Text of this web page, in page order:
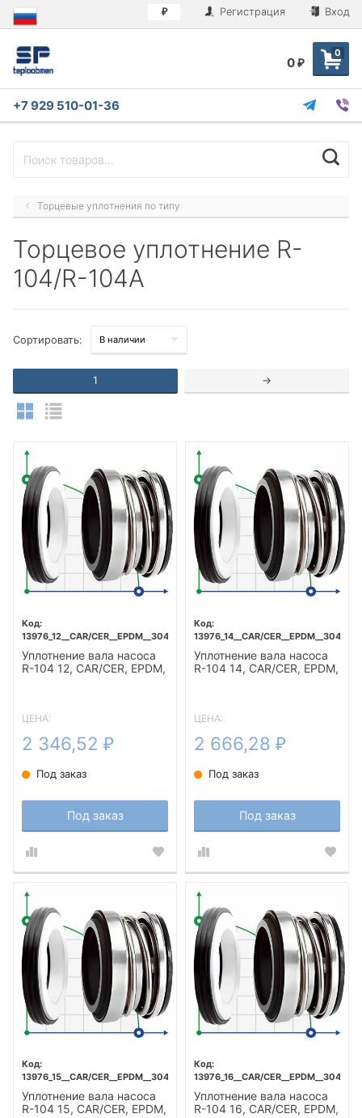
₽ Регистрация Вход
0
0 ₽
+7 929 510-01-36
Торцевые уплотнения по типу
Торцевое уплотнение R-
104/R-104А
Сортировать:
1 →
13976_12__CAR/CER__EPDM__304
Уплотнение вала насоса
R-104 12, CAR/CER, EPDM,
ЦЕНА:
2 346,52 ₽
Под заказ
Под заказ
13976_14__CAR/CER__EPDM__304
Уплотнение вала насоса
R-104 14, CAR/CER, EPDM,
ЦЕНА:
2 666,28 ₽
Под заказ
Под заказ
13976_15__CAR/CER__EPDM__304
Уплотнение вала насоса
R-104 15, CAR/CER, EPDM,
13976_16__CAR/CER__EPDM__304
Уплотнение вала насоса
R-104 16, CAR/CER, EPDM,